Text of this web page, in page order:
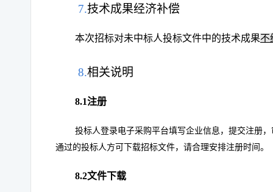
7.技术成果经济补偿
本次招标对未中标人投标文件中的技术成果不
8.相关说明
8.1注册
投标人登录电子采购平台填写企业信息，提交注册
通过的投标人方可下载招标文件，请合理安排注册时间。
8.2文件下载